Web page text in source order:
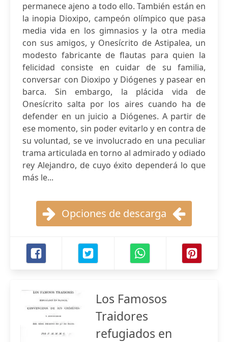
permanece ajeno a todo ello. También están en
la inopia Dioxipo, campeón olímpico que pasa
media vida en los gimnasios y la otra media
con sus amigos, y Onesícrito de Astipalea, un
modesto fabricante de flautas para quien la
felicidad consiste en cuidar de su familia,
conversar con Dioxipo y Diógenes y pasear en
barca. Sin embargo, la plácida vida de
Onesícrito salta por los aires cuando ha de
defender en un juicio a Diógenes. A partir de
ese momento, sin poder evitarlo y en contra de
su voluntad, se ve involucrado en una peculiar
trama articulada en torno al admirado y odiado
rey Alejandro, de cuyo éxito dependerá lo que
más le...
Opciones de descarga
Los Famosos
Traidores
refugiados en